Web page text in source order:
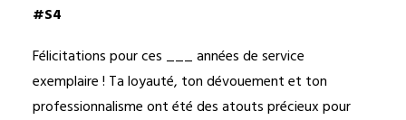
#S4
Félicitations pour ces ___ années de service
exemplaire ! Ta loyauté, ton dévouement et ton
professionnalisme ont été des atouts précieux pour